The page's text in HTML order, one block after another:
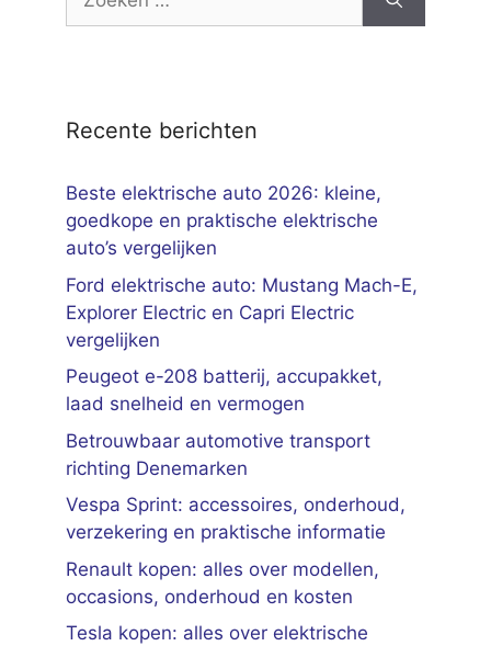
Recente berichten
Beste elektrische auto 2026: kleine,
goedkope en praktische elektrische
auto’s vergelijken
Ford elektrische auto: Mustang Mach-E,
Explorer Electric en Capri Electric
vergelijken
Peugeot e-208 batterij, accupakket,
laad snelheid en vermogen
Betrouwbaar automotive transport
richting Denemarken
Vespa Sprint: accessoires, onderhoud,
verzekering en praktische informatie
Renault kopen: alles over modellen,
occasions, onderhoud en kosten
Tesla kopen: alles over elektrische